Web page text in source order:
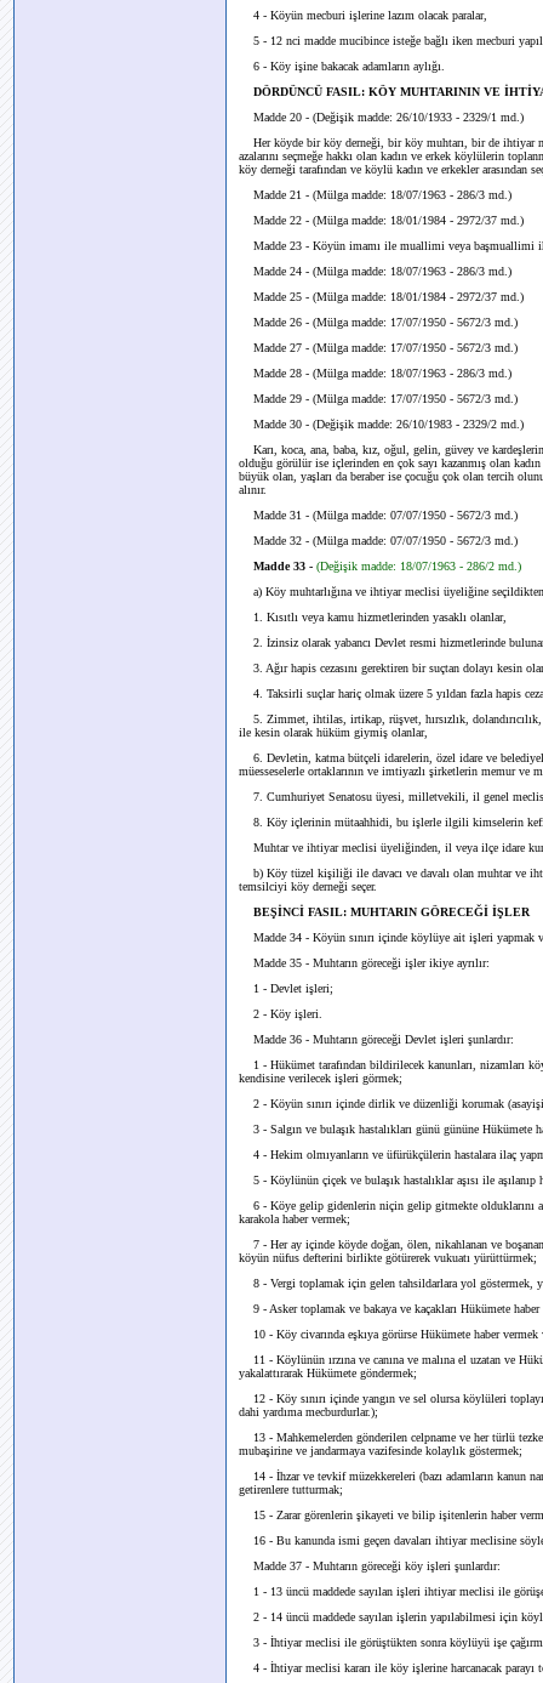
4 - Köyün mecburi işlerine lazım olacak paralar,
5 - 12 nci madde mucibince isteğe bağlı iken mecburi
6 - Köy işine bakacak adamların aylığı.
DÖRDÜNCÜ FASIL: KÖY MUHTARININ VE
Madde 20 - (Değişik madde: 26/10/1933 - 2329/1 md.)
Her köyde bir köy derneği, bir köy muhtarı, bir de ihtiyar
azalarını seçmeğe hakkı olan kadın ve erkek köylülerin
köy derneği tarafından ve köylü kadın ve erkekler arasından
Madde 21 - (Mülga madde: 18/07/1963 - 286/3 md.)
Madde 22 - (Mülga madde: 18/01/1984 - 2972/37 md.)
Madde 23 - Köyün imamı ile muallimi veya başmuallimi
Madde 24 - (Mülga madde: 18/07/1963 - 286/3 md.)
Madde 25 - (Mülga madde: 18/01/1984 - 2972/37 md.)
Madde 26 - (Mülga madde: 17/07/1950 - 5672/3 md.)
Madde 27 - (Mülga madde: 17/07/1950 - 5672/3 md.)
Madde 28 - (Mülga madde: 18/07/1963 - 286/3 md.)
Madde 29 - (Mülga madde: 17/07/1950 - 5672/3 md.)
Madde 30 - (Değişik madde: 26/10/1983 - 2329/2 md.)
Karı, koca, ana, baba, kız, oğul, gelin, güvey ve
olduğu görülür ise içlerinden en çok sayı kazanmış olan
büyük olan, yaşları da beraber ise çocuğu çok olan tercih
alınır.
Madde 31 - (Mülga madde: 07/07/1950 - 5672/3 md.)
Madde 32 - (Mülga madde: 07/07/1950 - 5672/3 md.)
Madde 33 - (Değişik madde: 18/07/1963 - 286/2 md.)
a) Köy muhtarlığına ve ihtiyar meclisi üyeliğine
1. Kısıtlı veya kamu hizmetlerinden yasaklı olanlar,
2. İzinsiz olarak yabancı Devlet resmi hizmetlerinde
3. Ağır hapis cezasını gerektiren bir suçtan dolayı kesin
4. Taksirli suçlar hariç olmak üzere 5 yıldan fazla hapis
5. Zimmet, ihtilas, irtikap, rüşvet, hırsızlık,
ile kesin olarak hüküm giymiş olanlar,
6. Devletin, katma bütçeli idarelerin, özel idare ve
müesseselerle ortaklarının ve imtiyazlı şirketlerin memur ve
7. Cumhuriyet Senatosu üyesi, milletvekili, il genel
8. Köy içlerinin mütaahhidi, bu işlerle ilgili kimselerin
Muhtar ve ihtiyar meclisi üyeliğinden, il veya ilçe idare
b) Köy tüzel kişiliği ile davacı ve davalı olan muhtar ve
temsilciyi köy derneği seçer.
BEŞİNCİ FASIL: MUHTARIN GÖRECEĞİ İŞLER
Madde 34 - Köyün sınırı içinde köylüye ait işleri
Madde 35 - Muhtarın göreceği işler ikiye ayrılır:
1 - Devlet işleri;
2 - Köy işleri.
Madde 36 - Muhtarın göreceği Devlet işleri şunlardır:
1 - Hükümet tarafından bildirilecek kanunları, nizamları
kendisine verilecek işleri görmek;
2 - Köyün sınırı içinde dirlik ve düzenliği korumak
3 - Salgın ve bulaşık hastalıkları günü gününe Hükümete
4 - Hekim olmıyanların ve üfürükçülerin hastalara ilaç
5 - Köylünün çiçek ve bulaşık hastalıklar aşısı ile aşılanıp
6 - Köye gelip gidenlerin niçin gelip gitmekte olduklarını
karakola haber vermek;
7 - Her ay içinde köyde doğan, ölen, nikahlanan ve
köyün nüfus defterini birlikte götürerek vukuatı yürüttürmek;
8 - Vergi toplamak için gelen tahsildarlara yol göstermek,
9 - Asker toplamak ve bakaya ve kaçakları Hükümete haber
10 - Köy civarında eşkıya görürse Hükümete haber
11 - Köylünün ırzına ve canına ve malına el uzatan ve
yakalattırarak Hükümete göndermek;
12 - Köy sınırı içinde yangın ve sel olursa köylüleri
dahi yardıma mecburdurlar.);
13 - Mahkemelerden gönderilen celpname ve her türlü
mubaşirine ve jandarmaya vazifesinde kolaylık göstermek;
14 - İhzar ve tevkif müzekkereleri (bazı adamların kanun
getirenlere tutturmak;
15 - Zarar görenlerin şikayeti ve bilip işitenlerin haber
16 - Bu kanunda ismi geçen davaları ihtiyar meclisine
Madde 37 - Muhtarın göreceği köy işleri şunlardır:
1 - 13 üncü maddede sayılan işleri ihtiyar meclisi ile
2 - 14 üncü maddede sayılan işlerin yapılabilmesi için
3 - İhtiyar meclisi ile görüştükten sonra köylüyü işe
4 - İhtiyar meclisi kararı ile köy işlerine harcanacak parayı